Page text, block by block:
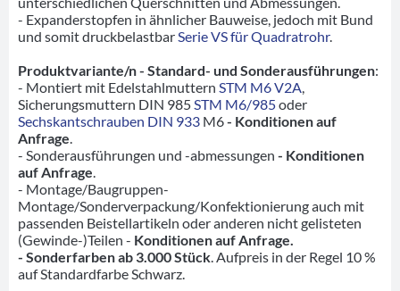
- Expanderstopfen in ähnlicher Bauweise, jedoch mit Bund
und somit druckbelastbar Serie VS für Quadratrohr.
Produktvariante/n - Standard- und Sonderausführungen:
- Montiert mit Edelstahlmuttern STM M6 V2A
Sicherungsmuttern DIN 985 STM M6/985oder
Sechskantschrauben DIN 933 M6- Konditionen auf
Anfrage
- Sonderausführungen und -abmessungen - Konditionen
auf Anfrage
- Montage/Baugruppen-
Montage/Sonderverpackung/Konfektionierung auch mit
passenden Beistellartikeln oder anderen nicht gelisteten
(Gewinde-)Teilen - Konditionen auf Anfrage.
- Sonderfarben ab 3.000 Stück . Aufpreis in der Regel 10 %
auf Standardfarbe Schwarz.